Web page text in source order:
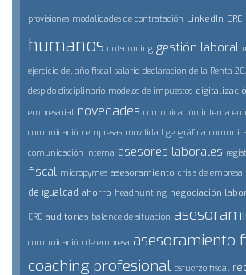
provisiones modalidades de contratación LinkedIn ERE
humanos outsourcing gestión laboral
ejercicio del año fiscal salario declaración de la Renta
despido disciplinario modelos de impuestos
empresarial novedades comunicación interna en
comunicación empresas movilidad geográfica
comunicación interna asesores laborales
fiscal micropymes asesoramiento crisis de empresa
de igualdad ahorro headhunting negociación
ERE auditorías balance de situación
comunicación de empresa asesoramiento
coaching profesional esfuerzo fiscal